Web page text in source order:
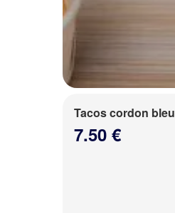
Tacos cordon bleu
7.50 €